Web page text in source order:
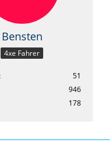
Bensten
4xe Fahrer
51
946
178